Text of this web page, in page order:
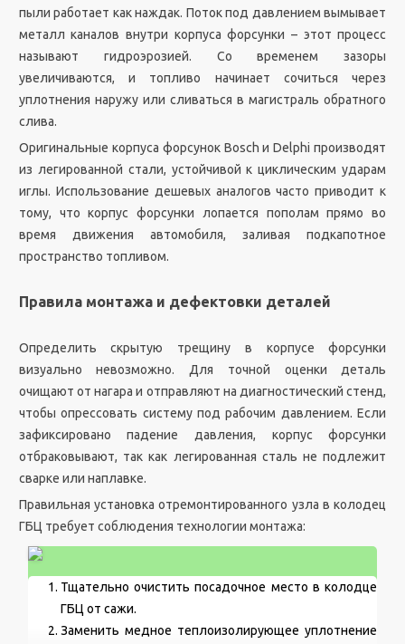
пыли работает как наждак. Поток под давлением вымывает
металл каналов внутри корпуса форсунки – этот процесс
называют гидроэрозией. Со временем зазоры
увеличиваются, и топливо начинает сочиться через
уплотнения наружу или сливаться в магистраль обратного
слива.
Оригинальные корпуса форсунок Bosch и Delphi производят
из легированной стали, устойчивой к циклическим ударам
иглы. Использование дешевых аналогов часто приводит к
тому, что корпус форсунки лопается пополам прямо во
время движения автомобиля, заливая подкапотное
пространство топливом.
Правила монтажа и дефектовки деталей
Определить скрытую трещину в корпусе форсунки
визуально невозможно. Для точной оценки деталь
очищают от нагара и отправляют на диагностический стенд,
чтобы опрессовать систему под рабочим давлением. Если
зафиксировано падение давления, корпус форсунки
отбраковывают, так как легированная сталь не подлежит
сварке или наплавке.
Правильная установка отремонтированного узла в колодец
ГБЦ требует соблюдения технологии монтажа:
Тщательно очистить посадочное место в колодце
ГБЦ от сажи.
Заменить медное теплоизолирующее уплотнение